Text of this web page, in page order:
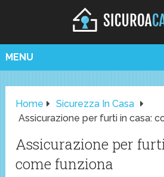
MENU
Home
Sicurezza In Casa
Assicurazione per furti in casa:
Assicurazione per
come funziona